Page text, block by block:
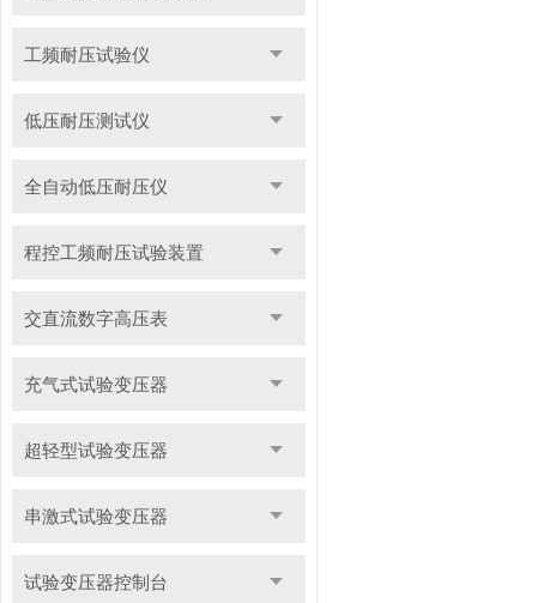
工频耐压试验仪
低压耐压测试仪
全自动低压耐压仪
程控工频耐压试验装置
交直流数字高压表
充气式试验变压器
超轻型试验变压器
串激式试验变压器
试验变压器控制台